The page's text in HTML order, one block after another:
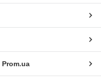
Prom.ua